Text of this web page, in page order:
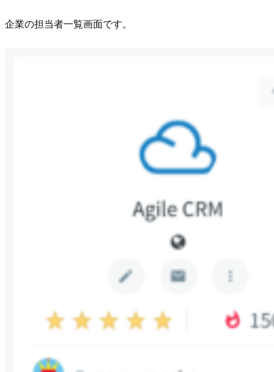
企業の担当者一覧画面です。